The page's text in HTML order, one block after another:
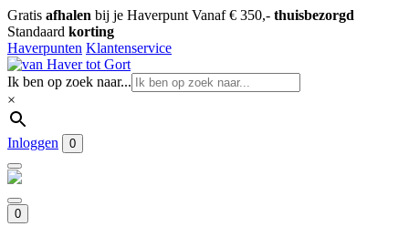
Gratis afhalen bij je Haverpunt Vanaf € 350,- thuisbezorgd
Standaard korting
Haverpunten Klantenservice
Ik ben op zoek naar...
×
Inloggen 0
0